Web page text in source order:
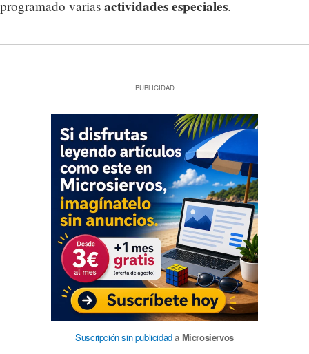
programado varias actividades especiales.
PUBLICIDAD
Suscripción sin publicidada Microsiervos